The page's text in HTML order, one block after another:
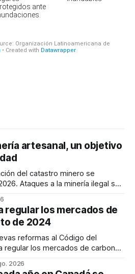
artesanal, un objetivo
del catastro minero se
Ataques a la minería ilegal se
regular los mercados de
de 2024
reformas al Código del
regular los mercados de carbono,
2026